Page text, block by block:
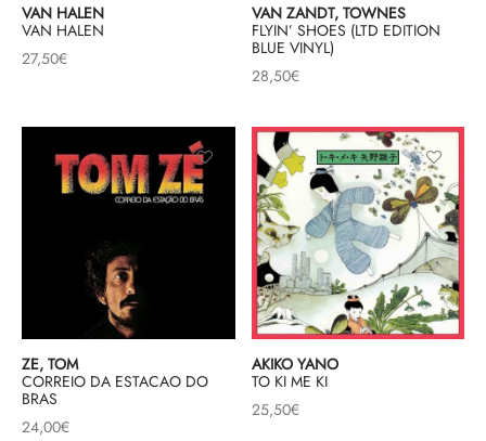
VAN HALEN
VAN HALEN
27,50€
VAN ZANDT, TOWNES
FLYIN’ SHOES (LTD EDITION
BLUE VINYL)
28,50€
ZE, TOM
CORREIO DA ESTACAO DO
BRAS
24,00€
AKIKO YANO
TO KI ME KI
25,50€